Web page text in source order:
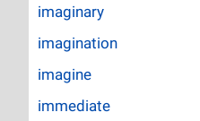
imaginary
imagination
imagine
immediate